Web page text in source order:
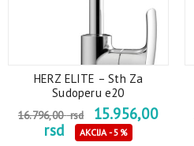
HERZ ELITE – Sth Za
Sudoperu e20
16.796,00rsd
15.956,00
rsd
AKCIJA - 5%